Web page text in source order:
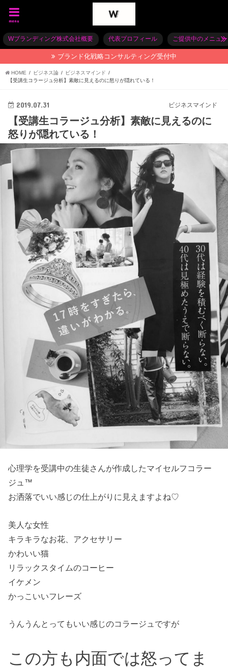
menu
Wブランディング株式会社概要 代表プロフィール ご提供中のメニュー
ブランド化戦略コンサルティング受付中
HOME ビジネス論
ビジネスマインド
【受講生コラージュ分析】素敵に見えるのに怒りが隠れている！
ビジネスマインド
2019.07.31
【受講生コラージュ分析】素敵に見えるのに
怒りが隠れている！
心理学を受講中の生徒さんが作成したマイセルフコラー
ジュ™
お洒落でいい感じの仕上がりに見えますよね♡
美人な女性
キラキラなお花、アクセサリー
かわいい猫
リラックスタイムのコーヒー
イケメン
かっこいいフレーズ
うんうんとってもいい感じのコラージュですが
この方も内面では怒ってま